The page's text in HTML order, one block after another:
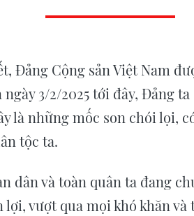
Đảng Cộng sản Việt Nam
ngày 3/2/2025 tới đây, Đảng
là những mốc son chói lọi,
tộc ta.
dân và toàn quân ta đang
vượt qua mọi khó khăn